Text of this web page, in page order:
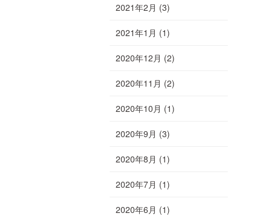
2021年2月 (3)
2021年1月 (1)
2020年12月 (2)
2020年11月 (2)
2020年10月 (1)
2020年9月 (3)
2020年8月 (1)
2020年7月 (1)
2020年6月 (1)